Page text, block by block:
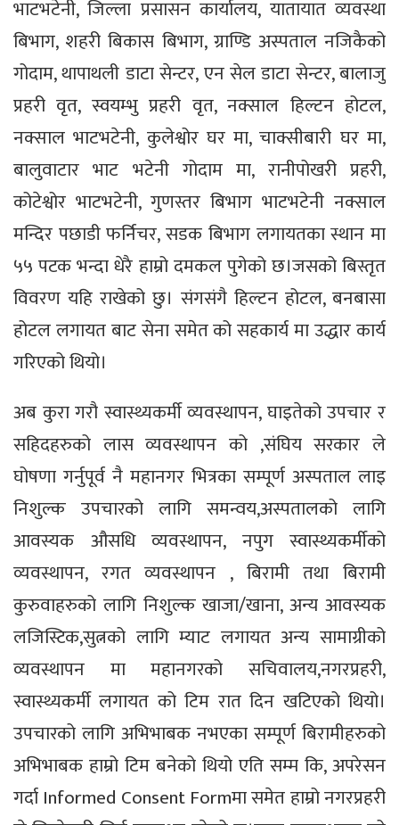
भाटभटेनी, जिल्ला प्रसासन कार्यालय, यातायात व्यवस्था
बिभाग, शहरी बिकास बिभाग, ग्राण्डि अस्पताल नजिकैको
गोदाम, थापाथली डाटा सेन्टर, एन सेल डाटा सेन्टर, बालाजु
प्रहरी वृत, स्वयम्भु प्रहरी वृत, नक्साल हिल्टन होटल,
नक्साल भाटभटेनी, कुलेश्वोर घर मा, चाक्सीबारी घर मा,
बालुवाटार भाट भटेनी गोदाम मा, रानीपोखरी प्रहरी,
कोटेश्वोर भाटभटेनी, गुणस्तर बिभाग भाटभटेनी नक्साल
मन्दिर पछाडी फर्निचर, सडक बिभाग लगायतका स्थान मा
५५ पटक भन्दा धेरै हाम्रो दमकल पुगेको छ।जसको बिस्तृत
विवरण यहि राखेको छु। संगसंगै हिल्टन होटल, बनबासा
होटल लगायत बाट सेना समेत को सहकार्य मा उद्धार कार्य
गरिएको थियो।
अब कुरा गरौ स्वास्थ्यकर्मी व्यवस्थापन, घाइतेको उपचार र
सहिदहरुको लास व्यवस्थापन को ,संघिय सरकार ले
घोषणा गर्नुपूर्व नै महानगर भित्रका सम्पूर्ण अस्पताल लाइ
निशुल्क उपचारको लागि समन्वय,अस्पतालको लागि
आवस्यक औसधि व्यवस्थापन, नपुग स्वास्थ्यकर्मीको
व्यवस्थापन, रगत व्यवस्थापन , बिरामी तथा बिरामी
कुरुवाहरुको लागि निशुल्क खाजा/खाना, अन्य आवस्यक
लजिस्टिक,सुत्नको लागि म्याट लगायत अन्य सामाग्रीको
व्यवस्थापन मा महानगरको सचिवालय,नगरप्रहरी,
स्वास्थ्यकर्मी लगायत को टिम रात दिन खटिएको थियो।
उपचारको लागि अभिभाबक नभएका सम्पूर्ण बिरामीहरुको
अभिभाबक हाम्रो टिम बनेको थियो एति सम्म कि, अपरेसन
गर्दा Informed Consent Formमा समेत हाम्रो नगरप्रहरी